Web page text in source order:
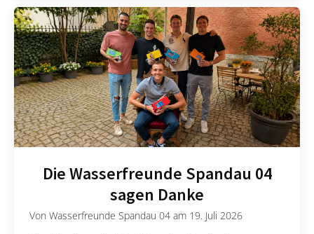
Die Wasserfreunde Spandau 04
sagen Danke
VonWasserfreunde Spandau 04 am 19. Juli 2026